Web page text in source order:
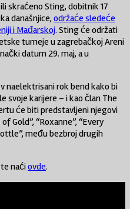
skraćeno Sting, dobitnik 17
današnjice, održaće sledeće
i Mađarskoj. Sting će održati
turneje u zagrebačkoj Areni
datum 29. maj, a u
naelektrisani rok bend kako bi
svoje karijere – i kao član The
će biti predstavljeni njegovi
Gold”, “Roxanne”, “Every
među bezbroj drugih
naćiovde.